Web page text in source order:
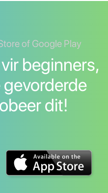
of Google Play
beginners,
dit!